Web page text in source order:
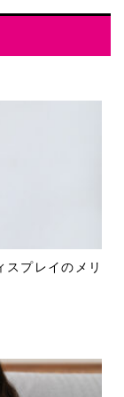
スプレイのメリ